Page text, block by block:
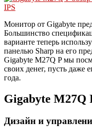
Монитор от Gigabyte
Большинство
варианте теперь
панелью Sharp на его
Gigabyte M27Q P мы
своих денег, пусть даже
года.
Gigabyte M27Q
Дизайн и